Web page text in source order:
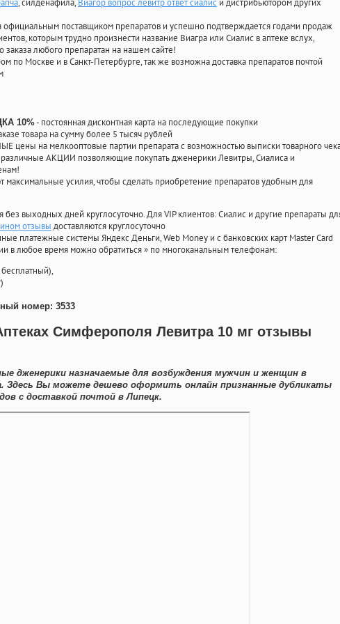
, силденафила, Виагор вопрос левитр ответ сиалис и дистрибьютором других
официальным поставщиком препаратов и успешно подтверждается годами продаж
которым трудно произнести название Виагра или Сиалис в аптеке вслух,
любого препаратан на нашем сайте!
по Москве и в Санкт-Петербурге, так же возможна доставка препаратов почтой
10%- постоянная дисконтная карта на последующие покупки
товара на сумму более 5 тысяч рублей
цены на мелкооптовые партии препарата с возможностью выписки товарного
различные АКЦИИ позволяющие покупать дженерики Левитры, Сиалиса и
усилия, чтобы сделать приобретение препаратов удобным для
без выходных дней круглосуточно. Для VIP клиентов: Сиалис и другие препараты
отзывы доставляются круглосуточно
платежные системы Яндекс Деньги, Web Money и с банковских карт Master Card
в любое время можно обратиться» по многоканальным телефонам:
номер: 3533
Симферополя Левитра 10 мг отзывы
дженерики назначаемые для возбуждения мужчин и женщин в
Здесь Вы можете дешево оформить онлайн признанные дубликаты
с доставкой почтой в Липецк.